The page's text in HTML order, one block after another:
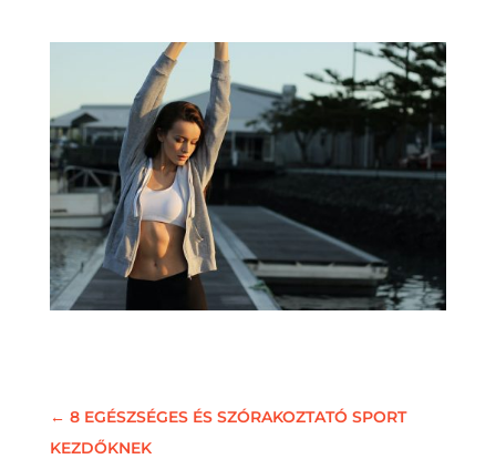
← 8 EGÉSZSÉGES ÉS SZÓRAKOZTATÓ SPORT
KEZDŐKNEK